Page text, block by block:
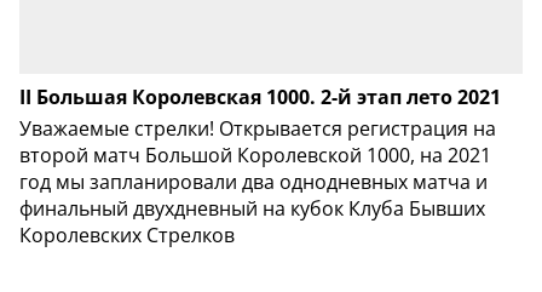
II Большая Королевская 1000. 2-й этап лето 2021
Уважаемые стрелки! Открывается регистрация на
второй матч Большой Королевской 1000, на 2021
год мы запланировали два однодневных матча и
финальный двухдневный на кубок Клуба Бывших
Королевских Стрелков